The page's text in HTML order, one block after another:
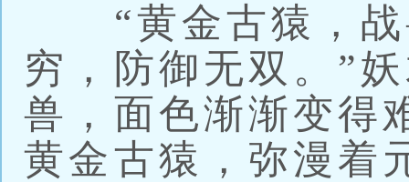
“黄金古猿，战
穷，防御无双。”
兽，面色渐渐变得
黄金古猿，弥漫着